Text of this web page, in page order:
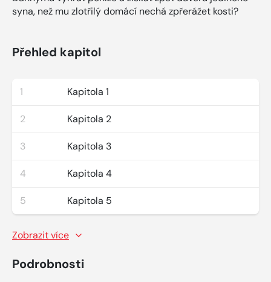
syna, než mu zlotřilý domácí nechá zpřerážet kosti?
Přehled kapitol
1 Kapitola 1
2 Kapitola 2
3 Kapitola 3
4 Kapitola 4
5 Kapitola 5
Zobrazit více
Podrobnosti